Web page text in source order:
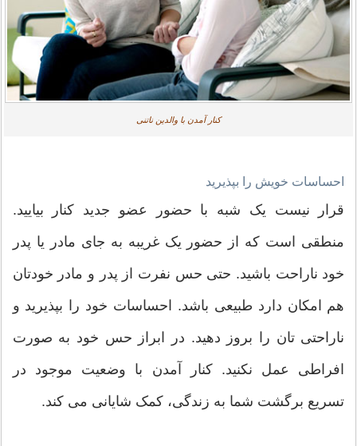
کنار آمدن با والدین ناتنی
احساسات خویش را بپذیرید
قرار نیست یک شبه با حضور عضو جدید کنار بیایید.
منطقی است که از حضور یک غریبه به جای مادر یا پدر
خود ناراحت باشید. حتی حس نفرت از پدر و مادر خودتان
هم امکان دارد طبیعی باشد. احساسات خود را بپذیرید و
ناراحتی تان را بروز دهید. در ابراز حس خود به صورت
افراطی عمل نکنید. کنار آمدن با وضعیت موجود در
تسریع برگشت شما به زندگی، کمک شایانی می کند.